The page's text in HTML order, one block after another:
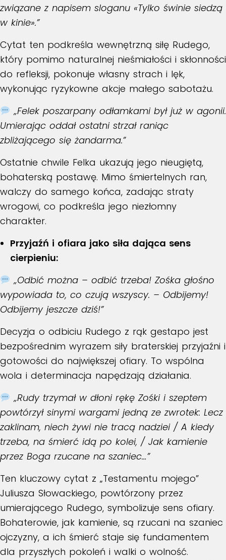
związane z napisem sloganu «Tylko świnie siedzą
w kinie».”
Cytat ten podkreśla wewnętrzną siłę Rudego,
który pomimo naturalnej nieśmiałości i skłonności
do refleksji, pokonuje własny strach i lęk,
wykonując ryzykowne akcje małego sabotażu.
„Felek poszarpany odłamkami był już w agonii.
Umierając oddał ostatni strzał raniąc
zbliżającego się żandarma.”
Ostatnie chwile Felka ukazują jego nieugiętą,
bohaterską postawę. Mimo śmiertelnych ran,
walczy do samego końca, zadając straty
wrogowi, co podkreśla jego niezłomny
charakter.
Przyjaźń i ofiara jako siła dająca sens
cierpieniu:
„Odbić można – odbić trzeba! Zośka głośno
wypowiada to, co czują wszyscy. – Odbijemy!
Odbijemy jeszcze dziś!”
Decyzja o odbiciu Rudego z rąk gestapo jest
bezpośrednim wyrazem siły braterskiej przyjaźni i
gotowości do największej ofiary. To wspólna
wola i determinacja napędzają działania.
„Rudy trzymał w dłoni rękę Zośki i szeptem
powtórzył sinymi wargami jedną ze zwrotek: Lecz
zaklinam, niech żywi nie tracą nadziei / A kiedy
trzeba, na śmierć idą po kolei, / Jak kamienie
przez Boga rzucane na szaniec…”
Ten kluczowy cytat z „Testamentu mojego”
Juliusza Słowackiego, powtórzony przez
umierającego Rudego, symbolizuje sens ofiary.
Bohaterowie, jak kamienie, są rzucani na szaniec
ojczyzny, a ich śmierć staje się fundamentem
dla przyszłych pokoleń i walki o wolność.